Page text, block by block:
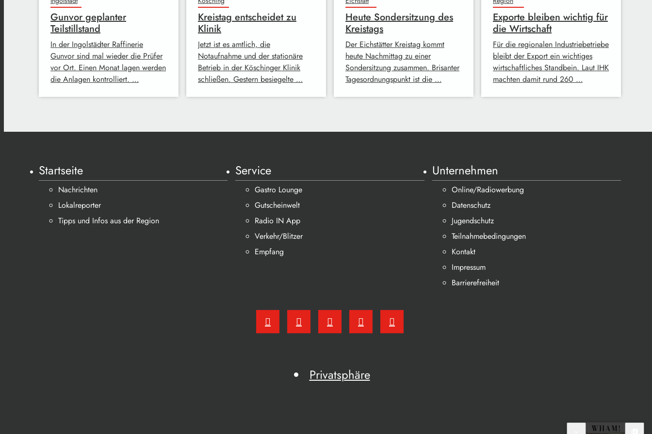
Gunvor geplanter
Teilstillstand
In der Ingolstädter Raffinerie
Gunvor sind mal wieder die Prüfer
vor Ort. Einen Monat lagen werden
die Anlagen kontrolliert. …
Kreistag entscheidet zu
Klinik
Jetzt ist es amtlich, die
Notaufnahme und der stationäre
Betrieb in der Köschinger Klinik
schließen. Gestern besiegelte …
Heute Sondersitzung des
Kreistags
Der Eichstätter Kreistag kommt
heute Nachmittag zu einer
Sondersitzung zusammen. Brisanter
Tagesordnungspunkt ist die …
Exporte bleiben wichtig für
die Wirtschaft
Für die regionalen Industriebetriebe
bleibt der Export ein wichtiges
wirtschaftliches Standbein. Laut IHK
machten damit rund 260 …
Startseite
Nachrichten
Lokalreporter
Tipps und Infos aus der Region
Service
Gastro Lounge
Gutscheinwelt
Radio IN App
Verkehr/Blitzer
Empfang
Unternehmen
Online/Radiowerbung
Datenschutz
Jugendschutz
Teilnahmebedingungen
Kontakt
Impressum
Barrierefreiheit
Privatsphäre